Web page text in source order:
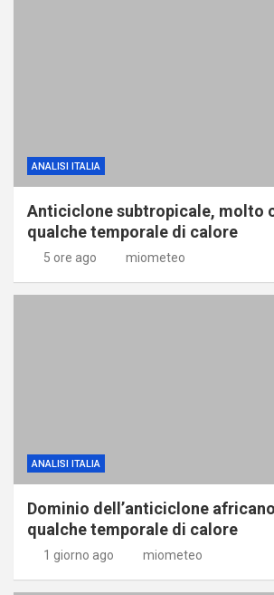
ANALISI ITALIA
Anticiclone subtropicale, molto
qualche temporale di calore
5 ore ago miometeo
ANALISI ITALIA
Dominio dell’anticiclone
qualche temporale di calore
1 giorno ago miometeo